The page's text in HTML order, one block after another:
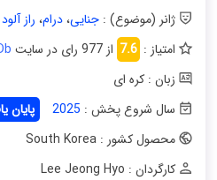
ژانر (موضوع) :جنایی،درام، راز آلود
امتیاز : 7.6 از 977 رای در سایت
زبان : کره ای
سال شروع پخش : 2025
پایان
محصول کشور : South Korea
کارگردان : Lee Jeong Hyo